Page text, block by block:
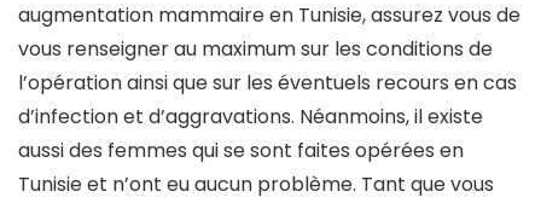
augmentation mammaire en Tunisie, assurez vous de
vous renseigner au maximum sur les conditions de
l’opération ainsi que sur les éventuels recours en cas
d’infection et d’aggravations. Néanmoins, il existe
aussi des femmes qui se sont faites opérées en
Tunisie et n’ont eu aucun problème. Tant que vous